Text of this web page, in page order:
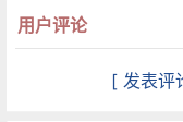
中文翻译
印度人的心和命
用户评论
[ 发表评